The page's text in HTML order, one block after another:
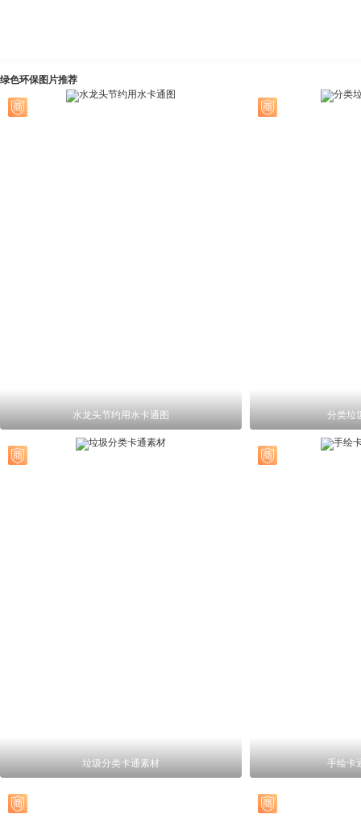
绿色环保图片推荐
水龙头节约用水卡通图 分类垃
垃圾分类卡通素材 手绘卡